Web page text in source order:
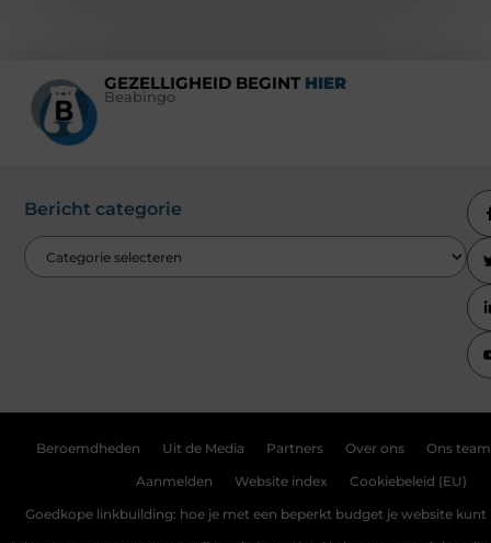
GEZELLIGHEID BEGINT HIER
Beabingo
Bericht categorie
Beroemdheden Uit de Media Partners Over ons Ons team
Aanmelden Website index Cookiebeleid (EU)
Goedkope linkbuilding: hoe je met een beperkt budget je website kunt